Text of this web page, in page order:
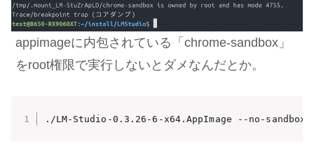
appimageに内包されている「chrome-sandbox」
をroot権限で実行しないとダメなんだとか。
./LM-Studio-0.3.26-6-x64.AppImage --no-sandbox